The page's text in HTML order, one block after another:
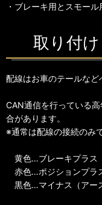
・ブレーキ用とスモー
取り付け
配線はお車のテールなど
CAN通信を行っている
合があります。
※通常は配線の接続のみ
黄色…ブレーキプラス
赤色…ポジションプラ
黒色…マイナス（アー